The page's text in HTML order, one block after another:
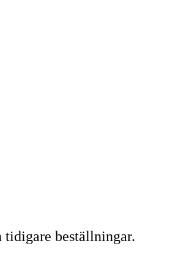
beställningar.